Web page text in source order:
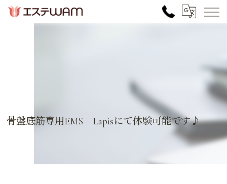
骨盤底筋専用EMS Lapisにて体験可能です♪